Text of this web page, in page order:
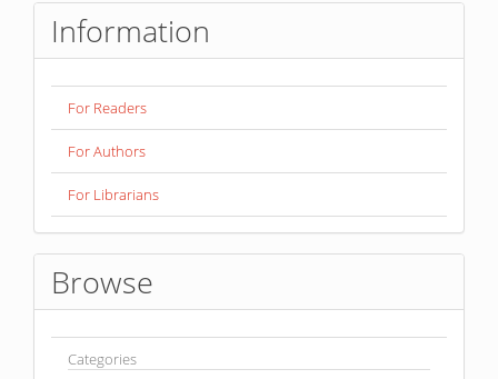
Information
For Readers
For Authors
For Librarians
Browse
Categories